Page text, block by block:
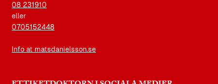
08 231910
eller
0705152448
Info at matsdanielsson.se